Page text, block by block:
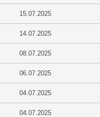
15.07.2025
14.07.2025
08.07.2025
06.07.2025
04.07.2025
04.07.2025